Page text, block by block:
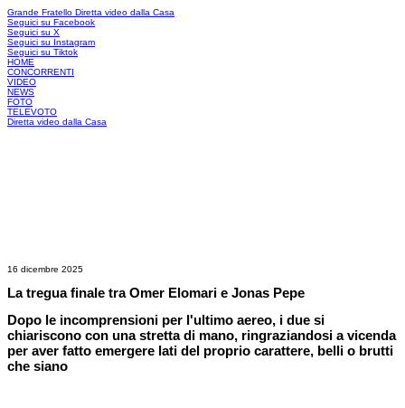
Grande Fratello Diretta video dalla Casa
Seguici su Facebook
Seguici su X
Seguici su Instagram
Seguici su Tiktok
HOME
CONCORRENTI
VIDEO
NEWS
FOTO
TELEVOTO
Diretta video dalla Casa
16 dicembre 2025
La tregua finale tra Omer Elomari e Jonas Pepe
Dopo le incomprensioni per l'ultimo aereo, i due si
chiariscono con una stretta di mano, ringraziandosi a vicenda
per aver fatto emergere lati del proprio carattere, belli o brutti
che siano